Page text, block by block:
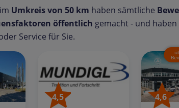
im Umkreis von 50 km haben sämtliche
öffentlich gemacht - und haben
Service für Sie.
4,5 4,6